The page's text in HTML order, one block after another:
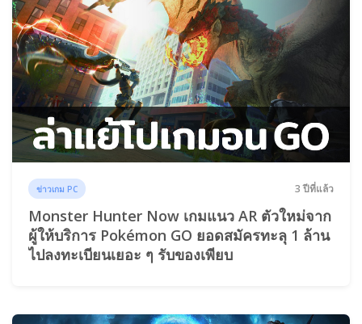
ข่าวเกม PC 3 ปีที่แล้ว
Monster Hunter Now เกมแนว AR ตัวใหม่จาก
ผู้ให้บริการ Pokémon GO ยอดสมัครทะลุ 1 ล้าน
ไปลงทะเบียนเยอะ ๆ รับของเพียบ